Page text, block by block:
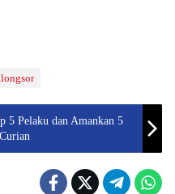
5 Pelaku dan Amankan 5